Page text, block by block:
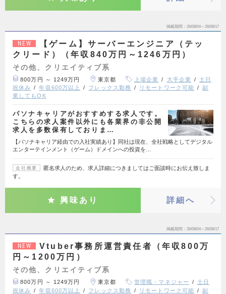
掲載期間 26/08/04～26/08/17
NEW
【ゲーム】サーバーエンジニア（テッ
クリード）（年収840万円～1246万円）
その他、クリエイティブ系
800万円 ～ 1249万円 東京都 上場企業 大手企業
土日
祝休み
年収600万以上 フレックス勤務 リモートワーク可能
副
業してもOK
パソナキャリアがおすすめする求人です。
こちらの求人案件以外にも各業界の非公開
求人を多数保有しておりま…
【パソナキャリア経由での入社実績あり】同社は現在、全社戦略としてデジタル
エンターテインメント（ゲーム）ドメインへの投資を…
会社概要
匿名求人のため、求人詳細につきましてはご面談時にお伝え致しま
す。
興味あり 詳細へ
掲載期間 26/08/04～26/08/17
NEW
Vtuber事務所運営責任者（年収800万
円～1200万円）
その他、クリエイティブ系
800万円 ～ 1249万円 東京都 管理職・マネジャー
土日
祝休み
年収600万以上 フレックス勤務 リモートワーク可能
副